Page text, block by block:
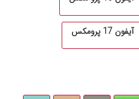
آیفون 17 پرومکس